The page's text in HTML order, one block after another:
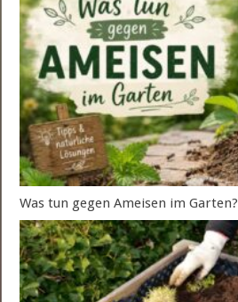
Was tun gegen Ameisen im Garten?